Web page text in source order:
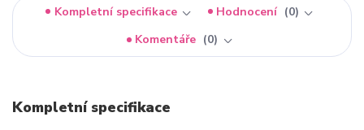
Kompletní specifikace Hodnocení
0
Komentáře
0
Kompletní specifikace